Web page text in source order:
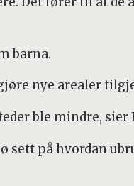
barna.
nye arealer
ble mindre, sier
sett på hvordan